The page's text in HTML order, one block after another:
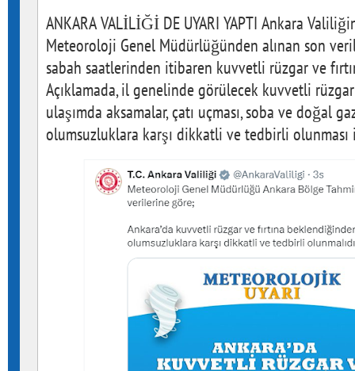
ANKARA VALİLİĞİ DE UYARI YAPTI Ankara
Meteoroloji Genel Müdürlüğünden alınan son
sabah saatlerinden itibaren kuvvetli rüzgar ve
Açıklamada, il genelinde görülecek kuvvetli
ulaşımda aksamalar, çatı uçması, soba ve doğal
olumsuzluklara karşı dikkatli ve tedbirli olunması